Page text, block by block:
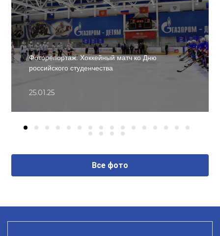
Фоторепортаж. Хоккейный матч ко Дню
российского студенчества
25.01.25
Все фото